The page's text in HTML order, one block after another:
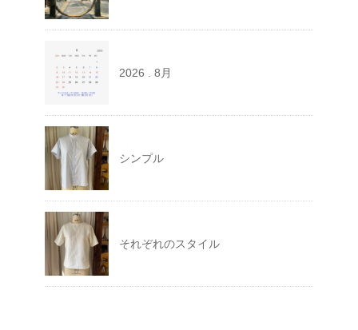
2026 . 8月
シンプル
それぞれのスタイル